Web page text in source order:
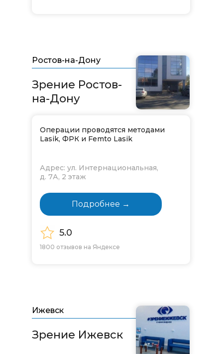
Ростов-на-Дону
Зрение Ростов-
на-Дону
Операции проводятся методами
Lasik, ФРК и Femto Lasik
Подробнее →
Адрес: ул. Интернациональная,
д. 7А, 2 этаж
5.0
1800 отзывов на Яндексе
Ижевск
Зрение Ижевск​​​​​​​